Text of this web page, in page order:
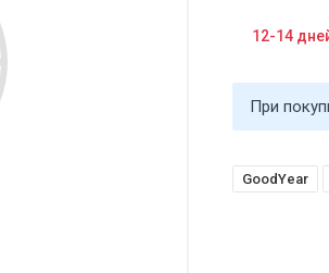
12-14
При
GoodYear